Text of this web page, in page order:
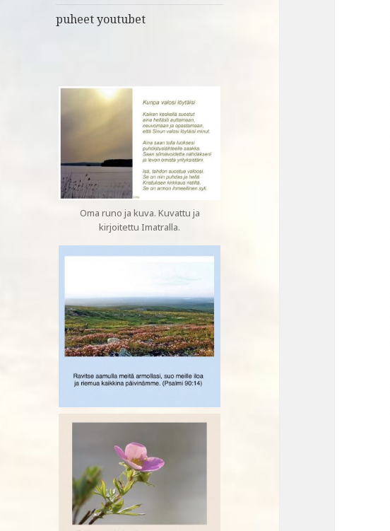
puheet youtubet
Oma runo ja kuva. Kuvattu ja
kirjoitettu Imatralla.